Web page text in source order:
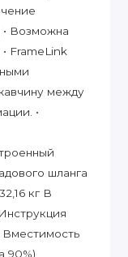
• Возможна
FrameLink
между
•
шланга
кг В
Вместимость
90%)